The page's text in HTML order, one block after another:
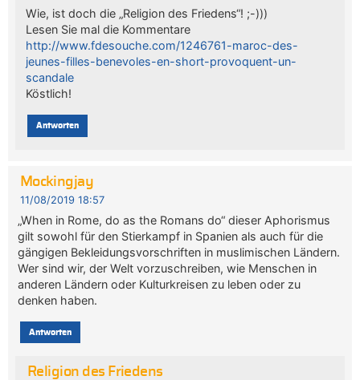
Wie, ist doch die „Religion des Friedens“! ;-)))
Lesen Sie mal die Kommentare
http://www.fdesouche.com/1246761-maroc-des-
jeunes-filles-benevoles-en-short-provoquent-un-
scandale
Köstlich!
Antworten
Mockingjay
11/08/2019 18:57
„When in Rome, do as the Romans do“ dieser Aphorismus
gilt sowohl für den Stierkampf in Spanien als auch für die
gängigen Bekleidungsvorschriften in muslimischen Ländern.
Wer sind wir, der Welt vorzuschreiben, wie Menschen in
anderen Ländern oder Kulturkreisen zu leben oder zu
denken haben.
Antworten
Religion des Friedens